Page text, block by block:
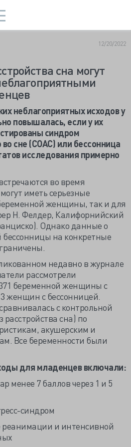
12/20/2022
сна могут
неблагоприятных исходов у
повышалась, если у их
синдром
во сне (СОАС) или бессонница
исследования примерно
во время
иметь серьезные
женщины, так и для
Н. Фелдер, Калифорнийский
Однако данные о
на конкретные
недавно в журнале
рассмотрели
беременной женщины с
женщин с бессонницей.
с контрольной
сна) по
акушерским и
Все беременности были
для младенцев включали:
менее 7 баллов через 1 и 5
синдром
реанимации и интенсивной